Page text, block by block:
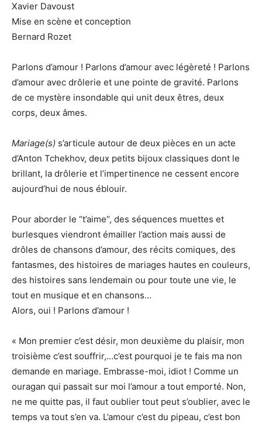
Xavier Davoust
Mise en scène et conception
Bernard Rozet
Parlons d’amour ! Parlons d’amour avec légèreté ! Parlons
d’amour avec drôlerie et une pointe de gravité. Parlons
de ce mystère insondable qui unit deux êtres, deux
corps, deux âmes.
Mariage(s) s’articule autour de deux pièces en un acte
d’Anton Tchekhov, deux petits bijoux classiques dont le
brillant, la drôlerie et l’impertinence ne cessent encore
aujourd’hui de nous éblouir.
Pour aborder le “t’aime“, des séquences muettes et
burlesques viendront émailler l’action mais aussi de
drôles de chansons d’amour, des récits comiques, des
fantasmes, des histoires de mariages hautes en couleurs,
des histoires sans lendemain ou pour toute une vie, le
tout en musique et en chansons…
Alors, oui ! Parlons d’amour !
« Mon premier c’est désir, mon deuxième du plaisir, mon
troisième c’est souffrir,…c’est pourquoi je te fais ma non
demande en mariage. Embrasse-moi, idiot ! Comme un
ouragan qui passait sur moi l’amour a tout emporté. Non,
ne me quitte pas, il faut oublier tout peut s’oublier, avec le
temps va tout s’en va. L’amour c’est du pipeau, c’est bon